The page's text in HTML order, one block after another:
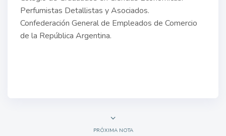
Perfumistas Detallistas y Asociados.
Confederación General de Empleados de Comercio
de la República Argentina.
PRÓXIMA NOTA